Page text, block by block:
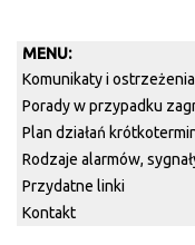
MENU:
Komunikaty i ostrzeżenia
Porady w przypadku
Plan działań
Rodzaje alarmów,
Przydatne linki
Kontakt